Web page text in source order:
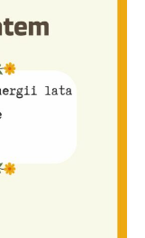
i usług GBP